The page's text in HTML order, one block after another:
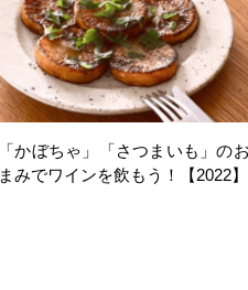
「かぼちゃ」「さつまいも」の
まみでワインを飲もう！【2022】